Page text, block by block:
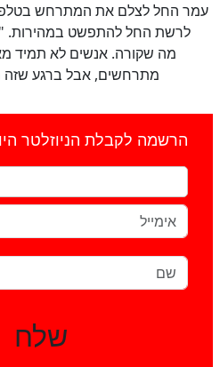
עמר החל לצלם את המתרחש
לרשת החל להתפשט במהירות.
מה שקורה. אנשים לא תמיד
מתרחשים, אבל ברגע שזה
הרשמה לקבלת הניוזלטר
שלח